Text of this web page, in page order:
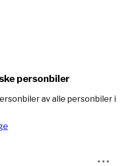
personbiler
av alle personbiler i